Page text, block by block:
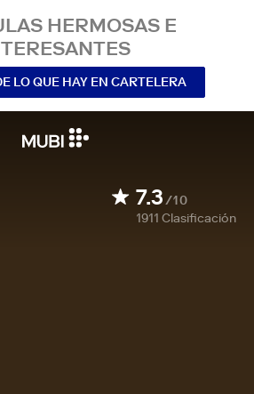
HERMOSAS E
LO QUE HAY EN CARTELERA
7.3/10
1911 Clasificación